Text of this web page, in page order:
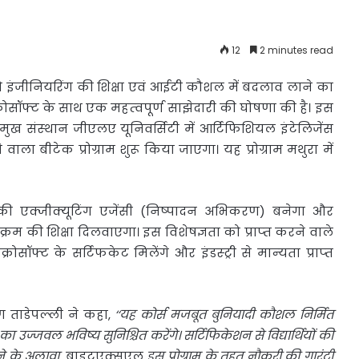
12 2 minutes read
की शिक्षा एवं आईटी कौशल में बदलाव लाने का
के साथ एक महत्‍वपूर्ण साझेदारी की घोषणा की है। इस
संस्‍थान जीएलए यूनिवर्सिटी में आर्टिफिशियल इंटेलिजेंस
बीटेक प्रोग्राम शुरू किया जाएगा। यह प्रोग्राम मथुरा में
की एक्‍जीक्‍यूटिंग एजेंसी (निष्‍पादन अभिकरण) बनेगा और
की शिक्षा दिलवाएगा। इस‍ विशेषज्ञता को प्राप्‍त करने वाले
के सर्टिफकेट मिलेंगे और इंडस्‍ट्री से मान्‍यता प्राप्‍त
ताडेपल्‍ली ने कहा, ‘‘यह कोर्स मजबूत बुनियादी कौशल निर्मित
का उज्जवल भविष्य सुनिश्चित करेंगे। सर्टिफिकेशन से विद्यार्थियों की